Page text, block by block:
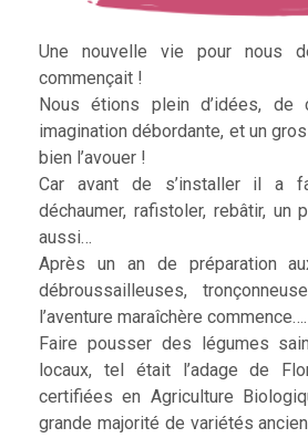
Une nouvelle vie pour nous
commençait !
Nous étions plein d’idées, de
imagination débordante, et un
bien l’avouer !
Car avant de s’installer il a
déchaumer, rafistoler, rebâtir, un
aussi…
Après un an de préparation
débroussailleuses,
l’aventure maraîchère commence….
Faire pousser des légumes
locaux, tel était l’adage de
certifiées en Agriculture
grande majorité de variétés